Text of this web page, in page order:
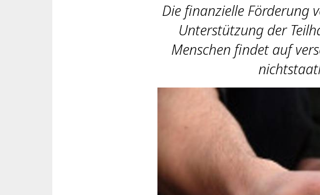
Die finanzielle Förderung
Unterstützung der
Menschen findet auf